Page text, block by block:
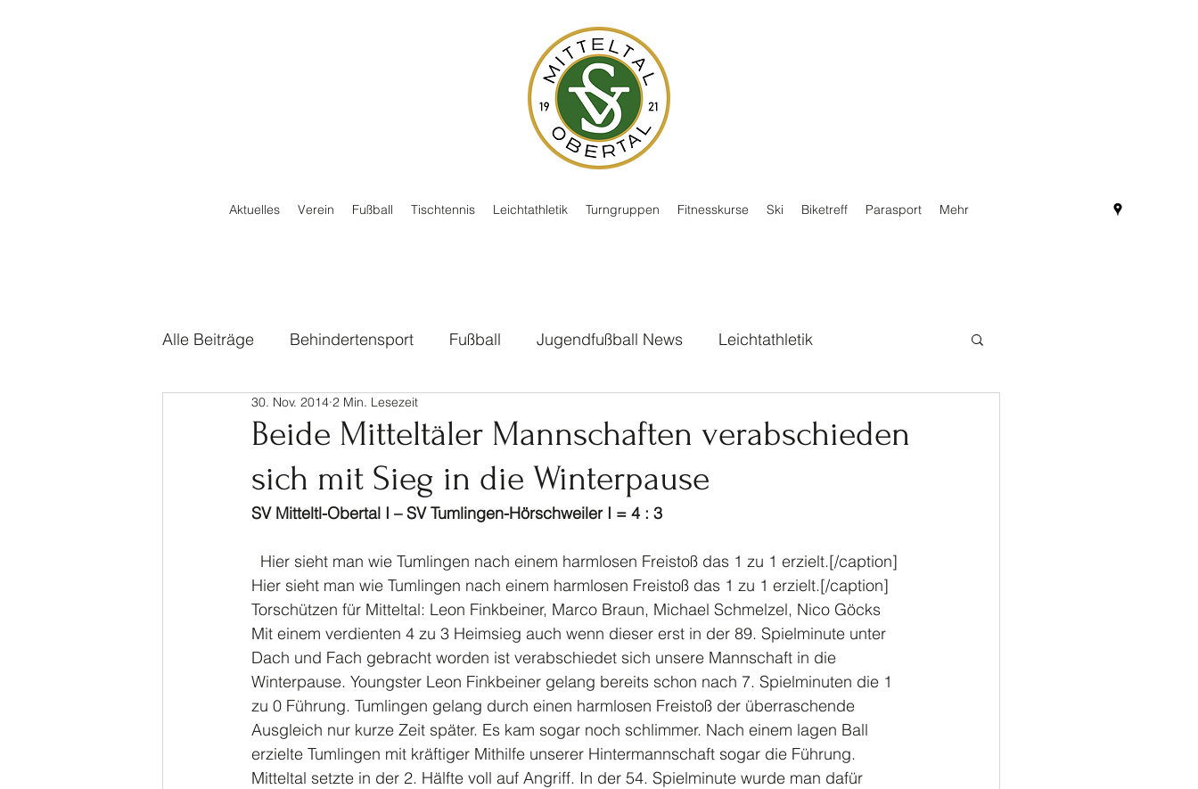
Aktuelles Verein Fußball Tischtennis Leichtathletik Turngruppen Fitnesskurse Ski Biketreff Parasport Mehr
Alle Beiträge Behindertensport Fußball Jugendfußball News Leichtathletik
Sinalco Cup 2020 Tischtennis
Allgemein Parasport Kinderturnen Jahrhundertspiel Bike
Beide Mitteltäler Mannschaften verabschieden
sich mit Sieg in die Winterpause
30. Nov. 2014 2 Min. Lesezeit
SV Mitteltl-Obertal I – SV Tumlingen-Hörschweiler I = 4 : 3
Hier sieht man wie Tumlingen nach einem harmlosen Freistoß das 1 zu 1 erzielt.[/caption]
Torschützen für Mitteltal: Leon Finkbeiner, Marco Braun, Michael Schmelzel, Nico Göcks
Mit einem verdienten 4 zu 3 Heimsieg auch wenn dieser erst in der 89. Spielminute unter
Dach und Fach gebracht worden ist verabschiedet sich unsere Mannschaft in die
Winterpause. Youngster Leon Finkbeiner gelang bereits schon nach 7. Spielminuten die 1
zu 0 Führung. Tumlingen gelang durch einen harmlosen Freistoß der überraschende
Ausgleich nur kurze Zeit später. Es kam sogar noch schlimmer. Nach einem lagen Ball
erzielte Tumlingen mit kräftiger Mithilfe unserer Hintermannschaft sogar die Führung.
Mitteltal setzte in der 2. Hälfte voll auf Angriff. In der 54. Spielminute wurde man dafür